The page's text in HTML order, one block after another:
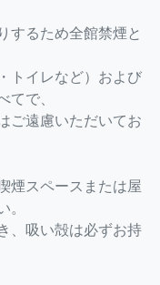
するため全館禁煙と
トイレなど）および
で、
ご遠慮いただいてお
煙スペースまたは屋
、吸い殻は必ずお持